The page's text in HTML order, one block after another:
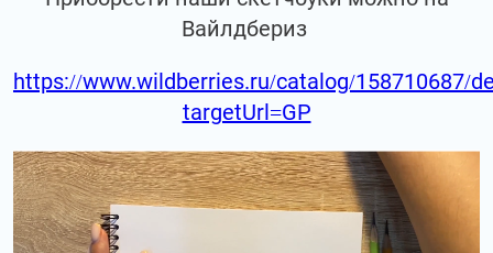
Вайлдбериз
https://www.wildberries.ru/catalog/158710687/
targetUrl=GP